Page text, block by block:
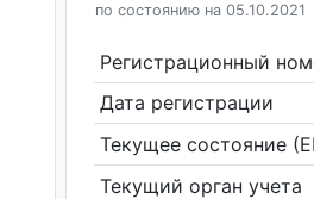
по состоянию на 05.10.2021
Регистрационный
Дата регистрации
Текущее состояние
Текущий орган учета